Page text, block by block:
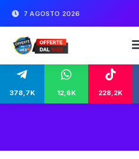
7 AGOSTO 2026
378,7K 12,6K 228,2K